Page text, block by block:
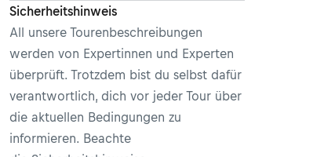
Sicherheitshinweis
All unsere Tourenbeschreibungen
werden von Expertinnen und Experten
überprüft. Trotzdem bist du selbst dafür
verantwortlich, dich vor jeder Tour über
die aktuellen Bedingungen zu
informieren. Beachte